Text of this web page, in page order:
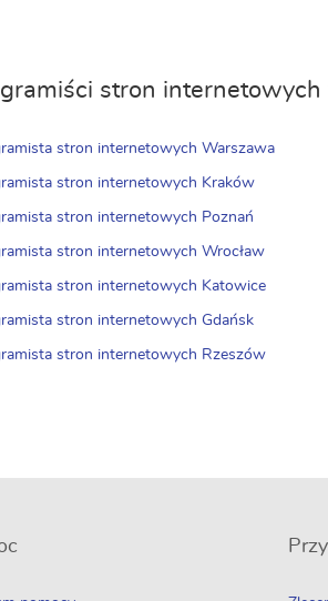
stron
stron internetowych Warszawa
stron internetowych Kraków
stron internetowych Poznań
stron internetowych Wrocław
stron internetowych Katowice
stron internetowych Gdańsk
stron internetowych Rzeszów